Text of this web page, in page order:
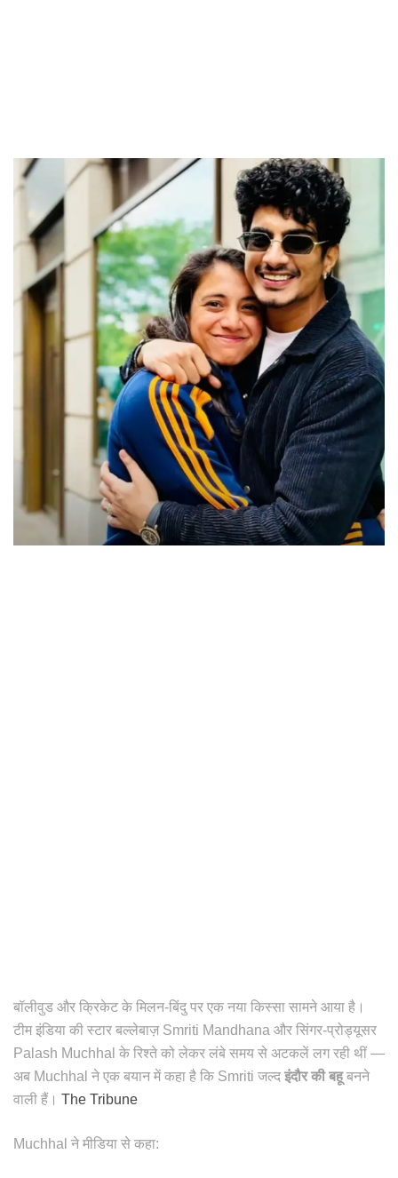
बॉलीवुड और क्रिकेट के मिलन-बिंदु पर एक नया किस्सा सामने आया है।
टीम इंडिया की स्टार बल्लेबाज़ Smriti Mandhana और सिंगर-प्रोड्यूसर
Palash Muchhal के रिश्ते को लेकर लंबे समय से अटकलें लग रही थीं —
अब Muchhal ने एक बयान में कहा है कि Smriti जल्द इंदौर की बहूबनने
वाली हैं। The Tribune
Muchhal ने मीडिया से कहा: